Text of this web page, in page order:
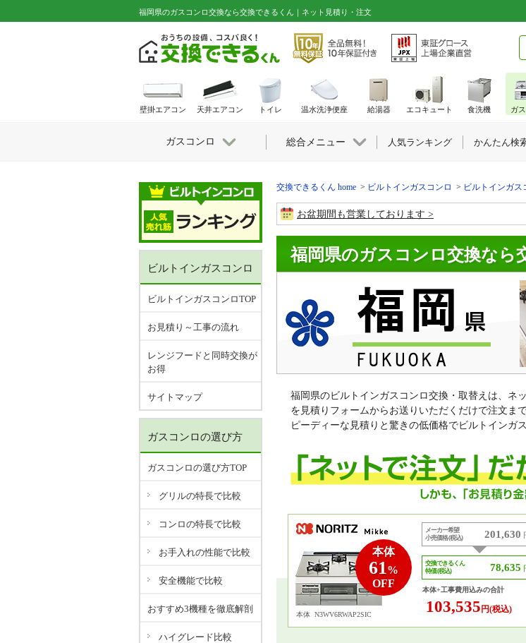
福岡県のガスコンロ交換なら交換できるくん｜ネット見積り・注文
交換できるくん home ビルトインガスコンロ ビルトインガス
お盆期間も営業しております
福岡県のガスコンロ交換なら
福岡県のビルトインガスコンロ交換・取替えは、ネ
を見積りフォームからお送りいただくだけで注文ま
ピーディーな見積りと驚きの低価格でビルトインガ
本体
61%
OFF
本体 N3WV6RWAP2SIC
メーカー希望
小売価格 (税込)
201,630
交換できるくん
特価 (税込)
78,635
本体+工事費用込みの合計
103,535 円(税込)
ビルトインガスコンロ
ビルトインガスコンロTOP
お見積り～工事の流れ
レンジフードと同時交換が
お得
サイトマップ
ガスコンロの選び方
ガスコンロの選び方TOP
グリルの特長で比較
コンロの特長で比較
お手入れの性能で比較
安全機能で比較
おすすめ3機種を徹底解剖
ハイグレード比較
壁掛エアコン 天井エアコン トイレ 温水洗浄便座 給湯器 エコキュート 食洗機 ガ
ガスコンロ 総合メニュー 人気ランキング かんたん検